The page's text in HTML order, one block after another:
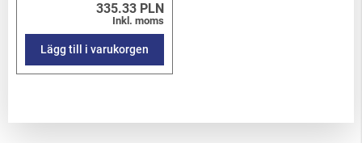
335.33 PLN
Inkl. moms
Lägg till i varukorgen